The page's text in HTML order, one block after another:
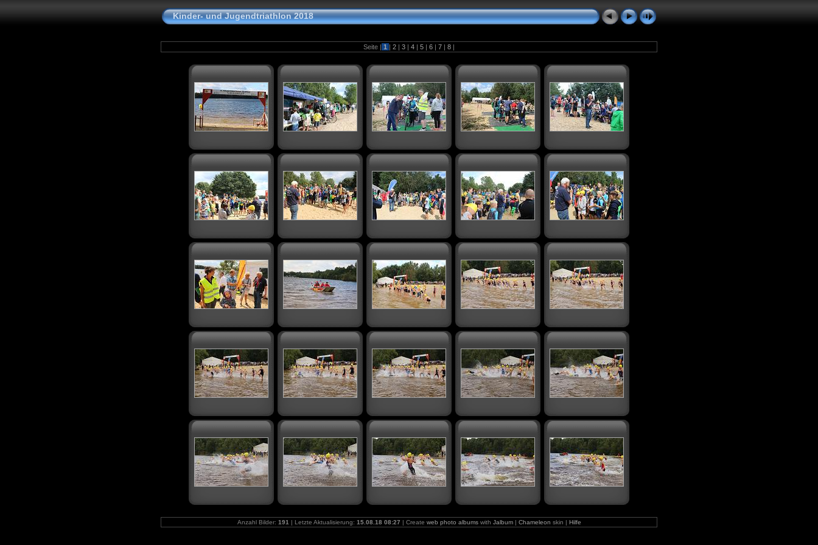
Kinder- und Jugendtriathlon 2018
Seite | 1 | 2 | 3 | 4 | 5 | 6 | 7 | 8 |
Anzahl Bilder: 191 | Letzte Aktualisierung: 15.08.18 08:27 | Create web photo albumswith Jalbum| Chameleon skin | Hilfe